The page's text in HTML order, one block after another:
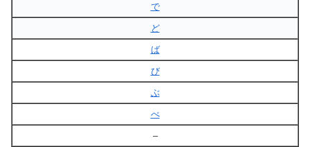
で
ど
ば
び
ぶ
べ
–